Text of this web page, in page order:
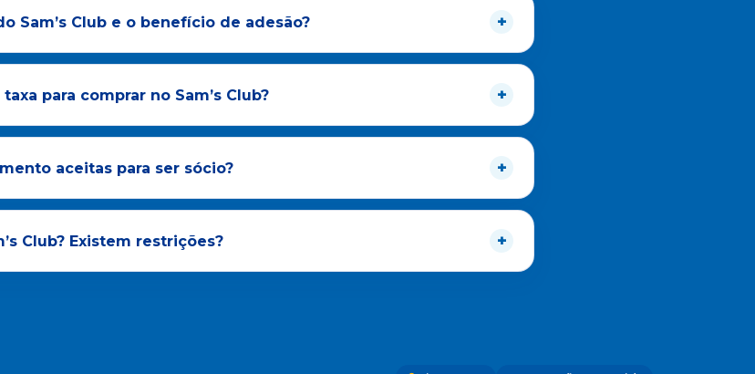
Sam’s Club e o benefício de adesão?
para comprar no Sam’s Club?
aceitas para ser sócio?
Club? Existem restrições?